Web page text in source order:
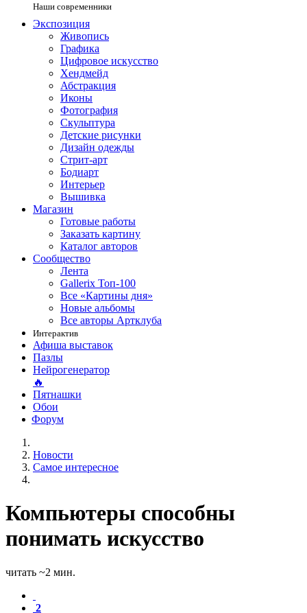
Наши современники
Экспозиция
Живопись
Графика
Цифровое искусство
Хендмейд
Абстракция
Иконы
Фотография
Скульптура
Детские рисунки
Дизайн одежды
Стрит-арт
Бодиарт
Интерьер
Вышивка
Магазин
Готовые работы
Заказать картину
Каталог авторов
Сообщество
Лента
Gallerix Топ-100
Все «Картины дня»
Новые альбомы
Все авторы Артклуба
Интерактив
Афиша выставок
Пазлы
Нейрогенератор
🔥
Пятнашки
Обои
Форум
Новости
Самое интересное
Компьютеры способны
понимать искусство
читать ~2 мин.
2